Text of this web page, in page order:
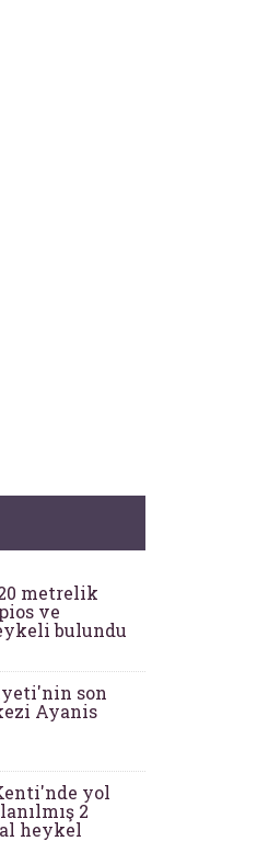
metrelik
ve
bulundu
son
Ayanis
yol
2
heykel